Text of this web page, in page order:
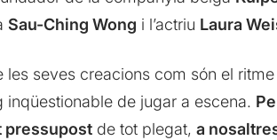
Sau-Ching Wong i l’actriu Laura
seves creacions com són el
de jugar a escena.
pressupostde tot plegat, a